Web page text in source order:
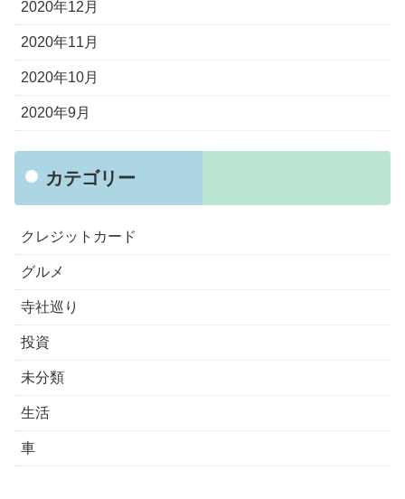
2020年12月
2020年11月
2020年10月
2020年9月
カテゴリー
クレジットカード
グルメ
寺社巡り
投資
未分類
生活
車